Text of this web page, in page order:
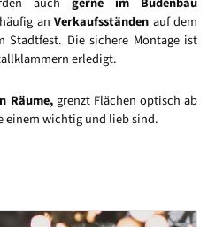
an Verkaufsständen auf dem
Stadtfest. Die sichere Montage ist
erledigt.
Räume,grenzt Flächen optisch ab
einem wichtig und lieb sind.